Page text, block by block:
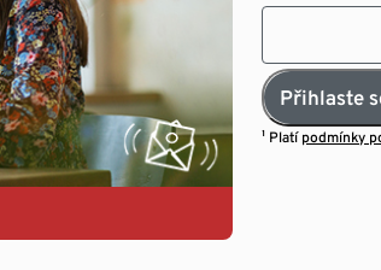
Přihlaste
¹ Platí podmínky